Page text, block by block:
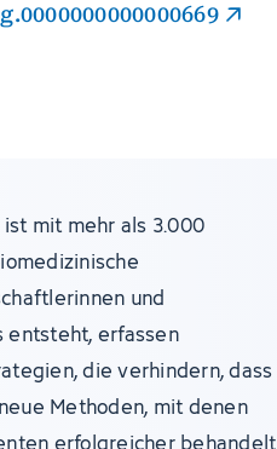
mit mehr als 3.000
und
entsteht, erfassen
die verhindern, dass
Methoden, mit denen